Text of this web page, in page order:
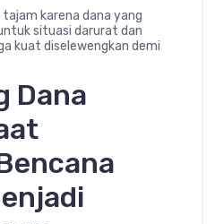
karena dana yang
situasi darurat dan
kuat diselewengkan demi
Dana